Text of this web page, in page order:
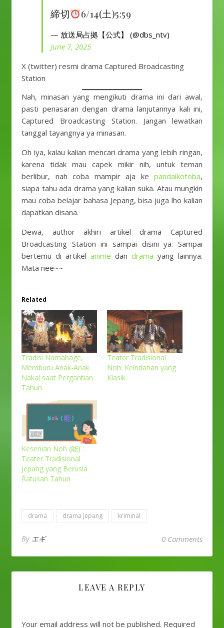
締切 6/14(土)5:59
— 放送局占拠【公式】 (@dbs_ntv)
June 7, 2025
X (twitter) resmi drama Captured Broadcasting
Station
Nah, minasan yang mengikuti drama ini dari awal,
pasti penasaran dengan drama lanjutannya kali ini,
Captured Broadcasting Station. Jangan lewatkan
tanggal tayangnya ya minasan.
Oh iya, kalau kalian mencari drama yang lebih ringan,
karena tidak mau capek mikir nih, untuk teman
berlibur, nah coba mampir aja ke pandaikotoba,
siapa tahu ada drama yang kalian suka. Atau mungkin
mau coba belajar bahasa Jepang, bisa juga lho kalian
dapatkan disana.
Dewa, author akhiri artikel drama Captured
Broadcasting Station ini sampai disini ya. Sampai
bertemu di artikel anime dan drama yang lainnya.
Mata nee~~
Related
Tradisi Namahage,
Memburu Anak-Anak
Nakal saat Pergantian
Tahun
Teater Tradisional
Noh: Keindahan yang
Klasik
Kesenian Noh (能) :
Teater Tradisional
Jepang yang Berusia
Ratusan Tahun
drama drama jepang kriminal
By エギ 0 Comments
LEAVE A REPLY
Your email address will not be published. Required